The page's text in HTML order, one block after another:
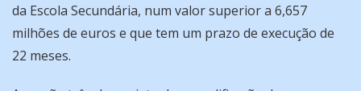
da Escola Secundária, num valor superior a 6,657
milhões de euros e que tem um prazo de execução de
22 meses.